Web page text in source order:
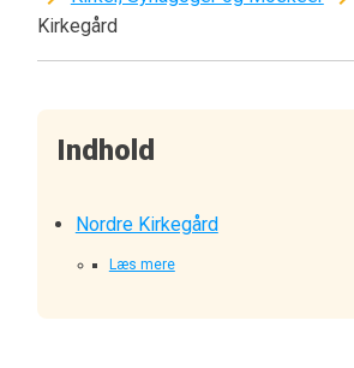
Kirkegård
Indhold
Nordre Kirkegård
Læs mere